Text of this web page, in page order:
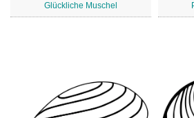
Glückliche Muschel